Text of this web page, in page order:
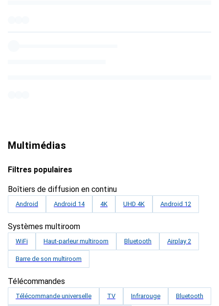
Multimédias
Filtres populaires
Boîtiers de diffusion en continu
Android Android 14 4K UHD 4K Android 12
Systèmes multiroom
WiFi Haut-parleur multiroom Bluetooth Airplay 2
Barre de son multiroom
Télécommandes
Télécommande universelle TV Infrarouge Bluetooth